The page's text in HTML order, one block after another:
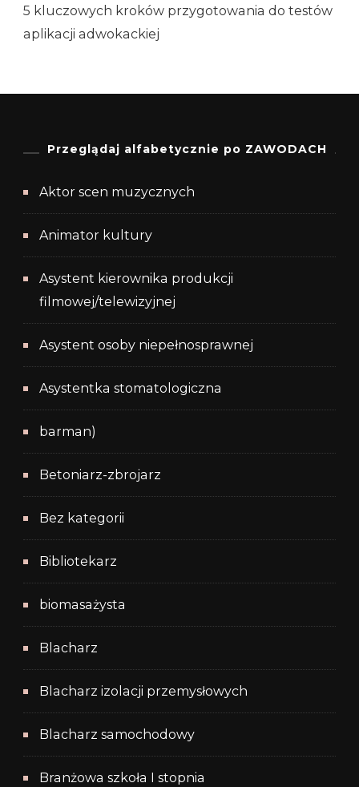
5 kluczowych kroków przygotowania do testów
aplikacji adwokackiej
Przeglądaj alfabetycznie po ZAWODACH
Aktor scen muzycznych
Animator kultury
Asystent kierownika produkcji
filmowej/telewizyjnej
Asystent osoby niepełnosprawnej
Asystentka stomatologiczna
barman)
Betoniarz-zbrojarz
Bez kategorii
Bibliotekarz
biomasażysta
Blacharz
Blacharz izolacji przemysłowych
Blacharz samochodowy
Branżowa szkoła I stopnia